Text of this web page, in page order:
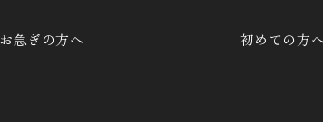
お急ぎの方へ 初めての方へ